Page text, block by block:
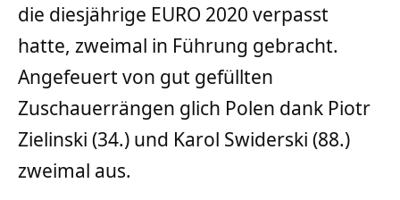
die diesjährige EURO 2020 verpasst
hatte, zweimal in Führung gebracht.
Angefeuert von gut gefüllten
Zuschauerrängen glich Polen dank Piotr
Zielinski (34.) und Karol Swiderski (88.)
zweimal aus.